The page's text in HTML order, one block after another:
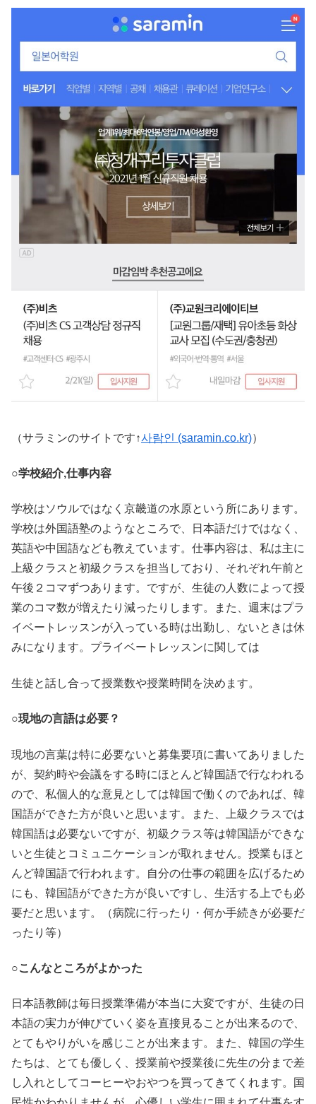
（サラミンのサイトです↑사람인 (saramin.co.kr)）
○学校紹介,仕事内容
学校はソウルではなく京畿道の水原という所にあります。
学校は外国語塾のようなところで、日本語だけではなく、
英語や中国語なども教えています。仕事内容は、私は主に
上級クラスと初級クラスを担当しており、それぞれ午前と
午後２コマずつあります。ですが、生徒の人数によって授
業のコマ数が増えたり減ったりします。また、週末はプラ
イベートレッスンが入っている時は出勤し、ないときは休
みになります。プライベートレッスンに関しては
生徒と話し合って授業数や授業時間を決めます。
○現地の言語は必要？
現地の言葉は特に必要ないと募集要項に書いてありました
が、契約時や会議をする時にほとんど韓国語で行なわれる
ので、私個人的な意見としては韓国で働くのであれば、韓
国語ができた方が良いと思います。また、上級クラスでは
韓国語は必要ないですが、初級クラス等は韓国語ができな
いと生徒とコミュニケーションが取れません。授業もほと
んど韓国語で行われます。自分の仕事の範囲を広げるため
にも、韓国語ができた方が良いですし、生活する上でも必
要だと思います。（病院に行ったり・何か手続きが必要だ
ったり等）
○こんなところがよかった
日本語教師は毎日授業準備が本当に大変ですが、生徒の日
本語の実力が伸びていく姿を直接見ることが出来るので、
とてもやりがいを感じことが出来ます。また、韓国の学生
たちは、とても優しく、授業前や授業後に先生の分まで差
し入れとしてコーヒーやおやつを買ってきてくれます。国